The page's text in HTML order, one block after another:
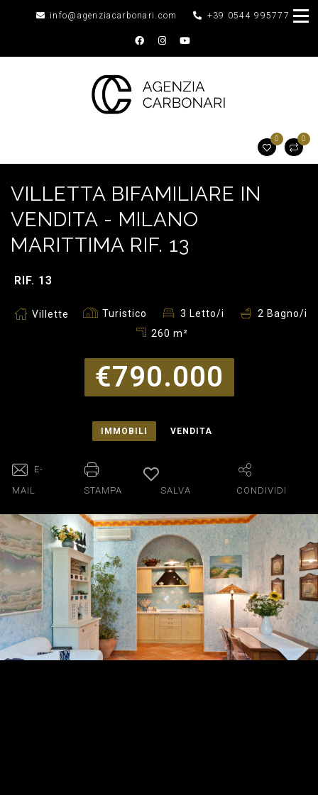
info@agenziacarbonari.com +39 0544 995777
0 0
VILLETTA BIFAMILIARE IN
VENDITA - MILANO
MARITTIMA RIF. 13
RIF. 13
Villette Turistico 3 Letto/i
2 Bagno/i
260 m²
€790.000
IMMOBILI VENDITA
E-
MAIL
STAMPA SALVA CONDIVIDI